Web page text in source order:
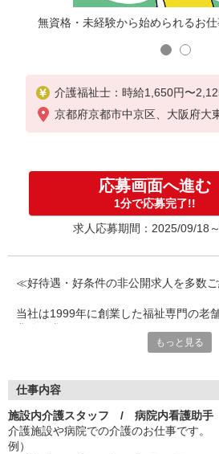
無資格・未経験から始められるお仕
介護福祉士：時給1,650円〜
初任者以上：時給1,450円〜
無資格の方：時給1,350円〜
+交通費、諸手当（勤務先によ
+0円で介護資格が取れる （別途
★給与日払い制度あり！
京都府京都市中京区、大阪府大
田市、奈良県奈良市、兵庫県小
大阪市、大阪府門真市、大阪府
市、京都府京都市西京区、大阪
富田林市、大阪府枚方市、大阪
市南区、大阪府堺市西区、大阪
阪府大阪市鶴見区、大阪府大阪
応募画面へ進む
1分で応募完了!!
求人応募期間：2025/09/18
≪好待遇・好条件の非公開求人を多数
当社は1999年に創業した福祉専門の老
非公開求人もたくさん集まってきます。
それら膨大なデータベースの中から好待
◆ まずは相談だけでもOK（無理なあっ
◆ コーディネーターは全員介護の有資格
◆ 0円で介護資格取得できる制度あり
もっと見る
仕事内容
施設内介護スタッフ / 病院内看護助
介護施設や病院での介護のお仕事です。
例）